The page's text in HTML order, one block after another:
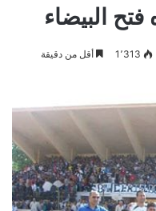
البيضاء
1٬313 أقل من دقيقة